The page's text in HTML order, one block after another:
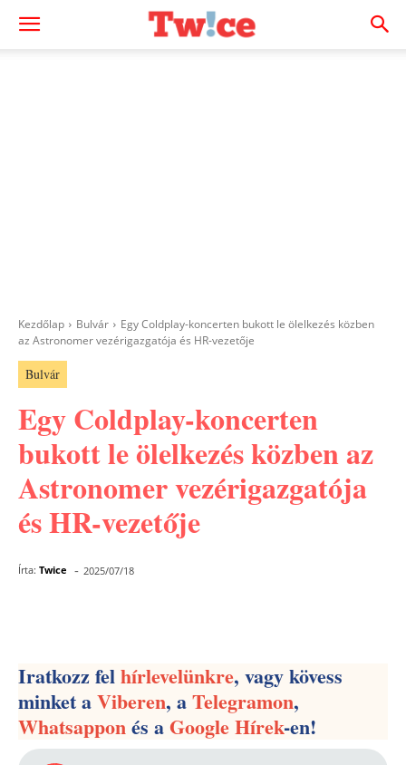
Kezdőlap Bulvár
Egy Coldplay-koncerten bukott le ölelkezés közben
az Astronomer vezérigazgatója és HR-vezetője
Bulvár
Egy Coldplay-koncerten
bukott le ölelkezés közben az
Astronomer vezérigazgatója
és HR-vezetője
Írta: Twice - 2025/07/18
Iratkozz felhírlevelünkre, vagy kövess
minket aViberen, aTelegramon,
Whatsapponés aGoogle Hírek-en!